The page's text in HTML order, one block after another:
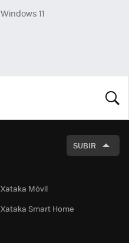
Windows 11
SUBIR
Xataka Móvil
Xataka Smart Home